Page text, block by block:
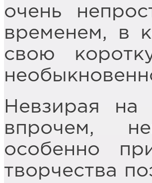
очень
временем, в
свою
Невзирая на
впрочем,
особенно
творчества